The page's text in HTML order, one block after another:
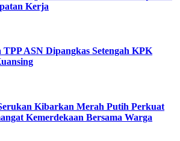
Kerja
TPP ASN Dipangkas Setengah KPK
Kibarkan Merah Putih Perkuat
Kemerdekaan Bersama Warga